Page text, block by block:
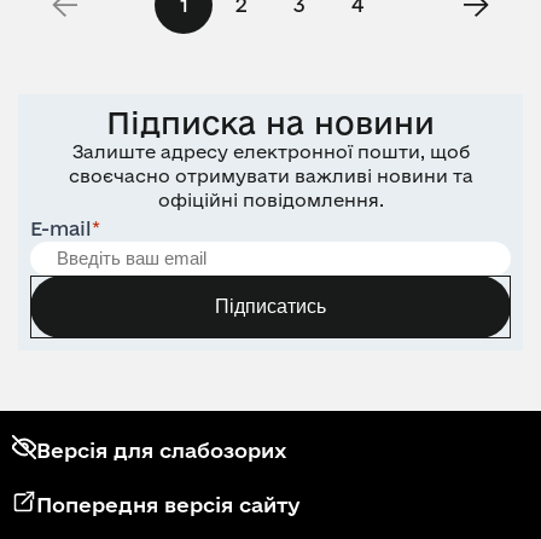
Підписка на новини
Залиште адресу електронної пошти, щоб
своєчасно отримувати важливі новини та
офіційні повідомлення.
E-mail*
Підписатись
Версія для слабозорих
Попередня версія сайту